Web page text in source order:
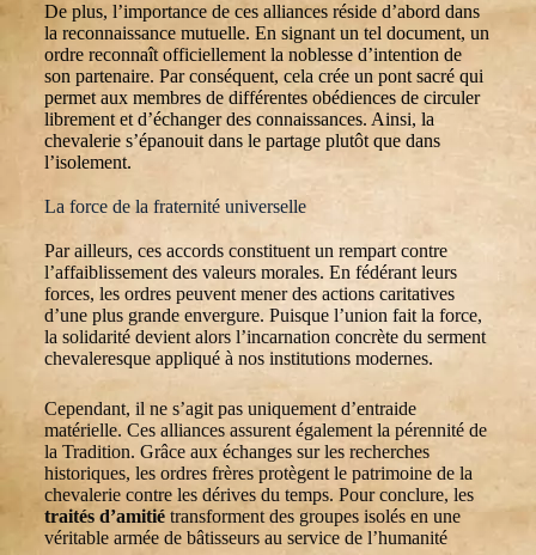
De plus, l’importance de ces alliances réside d’abord dans
la reconnaissance mutuelle. En signant un tel document, un
ordre reconnaît officiellement la noblesse d’intention de
son partenaire. Par conséquent, cela crée un pont sacré qui
permet aux membres de différentes obédiences de circuler
librement et d’échanger des connaissances. Ainsi, la
chevalerie s’épanouit dans le partage plutôt que dans
l’isolement.
La force de la fraternité universelle
Par ailleurs, ces accords constituent un rempart contre
l’affaiblissement des valeurs morales. En fédérant leurs
forces, les ordres peuvent mener des actions caritatives
d’une plus grande envergure. Puisque l’union fait la force,
la solidarité devient alors l’incarnation concrète du serment
chevaleresque appliqué à nos institutions modernes.
Cependant, il ne s’agit pas uniquement d’entraide
matérielle. Ces alliances assurent également la pérennité de
la Tradition. Grâce aux échanges sur les recherches
historiques, les ordres frères protègent le patrimoine de la
chevalerie contre les dérives du temps. Pour conclure, les
traités d’amitiétransforment des groupes isolés en une
véritable armée de bâtisseurs au service de l’humanité